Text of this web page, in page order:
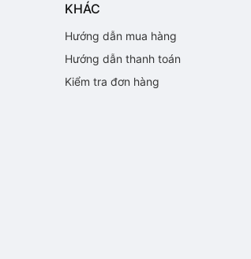
KHÁC
Hướng dẫn mua hàng
Hướng dẫn thanh toán
Kiểm tra đơn hàng